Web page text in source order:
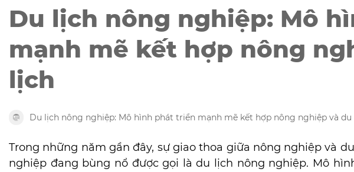
Du lịch nông nghiệp: Mô
mạnh mẽ kết hợp nông
lịch
Du lịch nông nghiệp: Mô hình phát triển mạnh mẽ kết hợp nông nghiệp và du
Trong những năm gần đây, sự giao thoa giữa nông nghiệp và
nghiệp đang bùng nổ được gọi là du lịch nông nghiệp. Mô